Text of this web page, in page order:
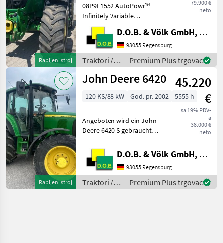
Rabljeni stroj
79.900 €
neto
08P9L1552 AutoPowr™
Infinitely Variable
Transmission (IVT™) 50
km/h (31 mph) 08P9L1822
4600 CommandCenter™
08P9L1832 AutoTrac™
Ready 08P9L1851 Gen 4
CommandCenter™ A
D.O.B. & Völk GmbH, Filiale Regensburg
93055 Regensburg
Traktori /
John Deere
Premium Plus trgovac
Rabljeni stroj
John Deere 6420 45.220
€
sa 19% PDV-
a
38.000 €
neto
120 KS/88 kW God. pr. 2002 5555 h
Angeboten wird ein John
Deere 6420 S gebraucht
Schlepper befindet sich in
einem Einsatzbereitem
Zustand. Umbauten wie
Sauter FH/FZ können ge
D.O.B. & Völk GmbH, Filiale Regensburg
93055 Regensburg
Traktori /
John Deere
Premium Plus trgovac